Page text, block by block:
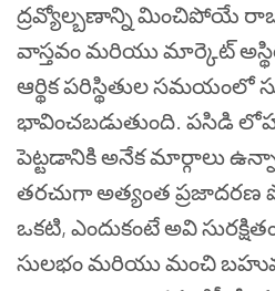
ద్రవ్యోల్బణాన్ని మించిపోయే
వాస్తవం మరియు మార్కెట్
ఆర్థిక పరిస్థితుల సమయంలో
భావించబడుతుంది. పసిడి
పెట్టడానికి అనేక మార్గాలు
తరచుగా అత్యంత ప్రజాదరణ
ఒకటి, ఎందుకంటే అవి
సులభం మరియు మంచి